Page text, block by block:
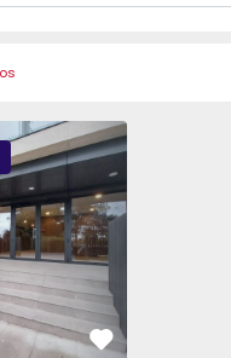
- 1
Favorito